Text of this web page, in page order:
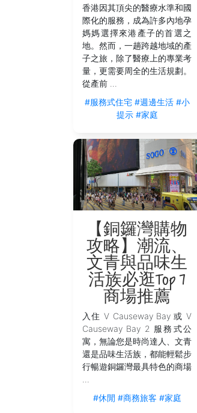
香港因其頂尖的醫療水準和國
際化的服務，成為許多內地孕
媽媽選擇來港產子的首選之
地。然而，一趟跨越地域的產
子之旅，除了醫療上的專業考
量，更需要周全的生活規劃。
從產前 ...
#服務式住宅 #週邊生活 #小
提示 #家庭
【銅鑼灣購物
攻略】潮流、
文青與品味生
活族必逛Top 7
商場推薦
入住 V Causeway Bay 或 V
Causeway Bay 2 服務式公
寓，無論您是時尚達人、文青
還是品味生活族，都能輕鬆步
行暢遊銅鑼灣最具特色的商場
#休閒 #商務旅客 #家庭